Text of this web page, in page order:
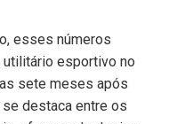
esses números
utilitário esportivo no
sete meses após
se destaca entre os